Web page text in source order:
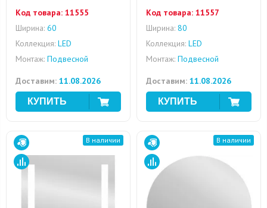
Код товара: 11555
Ширина: 60
Коллекция: LED
Монтаж: Подвесной
Доставим: 11.08.2026
Код товара: 11557
Ширина: 80
Коллекция: LED
Монтаж: Подвесной
Доставим: 11.08.2026
В наличии В наличии